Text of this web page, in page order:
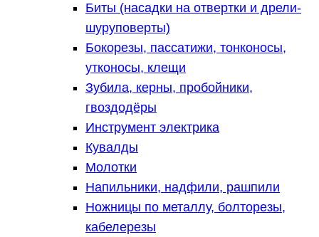
Биты (насадки на отвертки и дрели-
шуруповерты)
Бокорезы, пассатижи, тонконосы,
утконосы, клещи
Зубила, керны, пробойники,
гвоздодёры
Инструмент электрика
Кувалды
Молотки
Напильники, надфили, рашпили
Ножницы по металлу, болторезы,
кабелерезы